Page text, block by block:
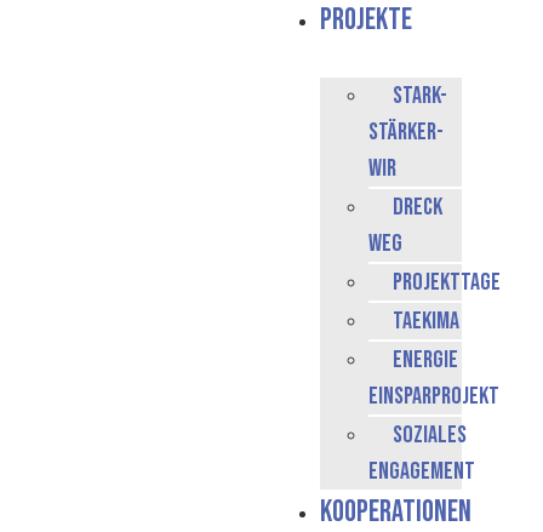
Projekte
stark-
stärker-
Wir
Dreck
Weg
Projekttage
Taekima
Energie
Einsparprojekt
Soziales
Engagement
Kooperationen